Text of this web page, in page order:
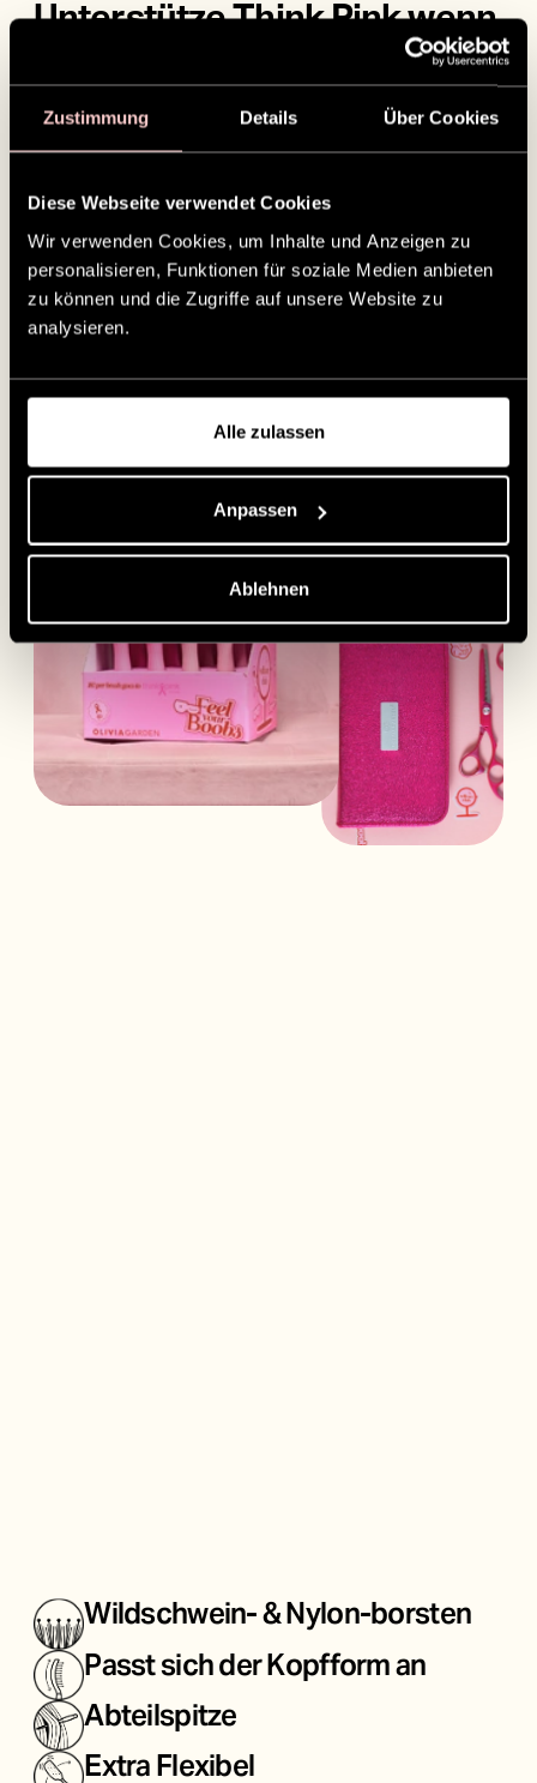
Zustimmung Details Über Cookies
Diese Webseite verwendet Cookies
Wir verwenden Cookies, um Inhalte und Anzeigen zu
personalisieren, Funktionen für soziale Medien anbieten
zu können und die Zugriffe auf unsere Website zu
analysieren.
Alle zulassen
Anpassen
Ablehnen
Unterstütze Think Pink wenn
du Bürsten oder Scheren
kaufst
Setz ein Zeichen mit unserer Fingerbrush in
5 € pro verkauftem Scherenset gehen an Think
Pink. Diese Produkte sind nicht nur eine gute
Wahl für dich, sondern auch perfekt für den
Weiterverkauf in Salons. 💸
Wildschwein- & Nylon-borsten
Passt sich der Kopfform an
Abteilspitze
Extra Flexibel